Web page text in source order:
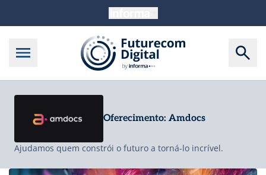
Oferecimento: Amdocs
Ajudamos quem constrói o futuro a torná-lo incrível.